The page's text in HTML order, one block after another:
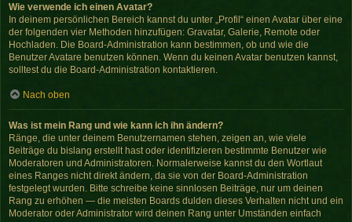
Wie verwende ich einen Avatar?
In deinem persönlichen Bereich kannst du unter „Profil“ einen Avatar über eine
der folgenden vier Methoden hinzufügen: Gravatar, Galerie, Remote oder
Hochladen. Die Board-Administration kann bestimmen, ob und wie die
Benutzer Avatare benutzen können. Wenn du keinen Avatar benutzen kannst,
solltest du die Board-Administration kontaktieren.
Nach oben
Was ist mein Rang und wie kann ich ihn ändern?
Ränge, die unter deinem Benutzernamen stehen, zeigen an, wie viele
Beiträge du bislang erstellt hast oder identifizieren bestimmte Benutzer wie
Moderatoren und Administratoren. Normalerweise kannst du den Wortlaut
eines Ranges nicht direkt ändern, da sie von der Board-Administration
festgelegt wurden. Bitte schreibe keine sinnlosen Beiträge, nur um deinen
Rang zu erhöhen — die meisten Boards dulden dieses Verhalten nicht und ein
Moderator oder Administrator wird deinen Rang unter Umständen einfach